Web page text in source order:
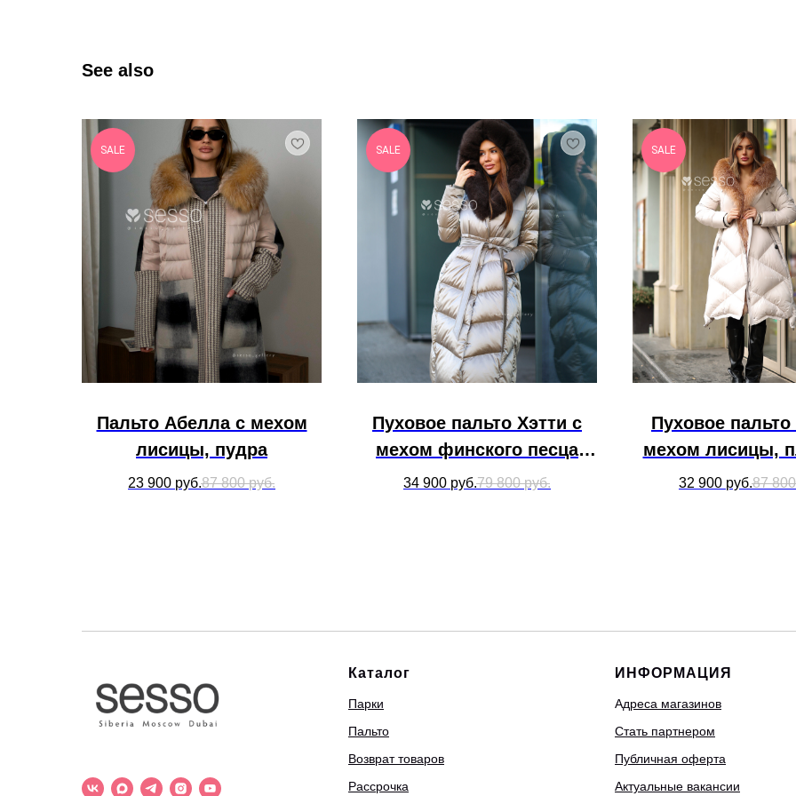
See also
SALE
Пальто Абелла с мехом
лисицы, пудра
23 900 руб.87 800 руб.
SALE
Пуховое пальто Хэтти с
мехом финского песца
под соболь, бронза
34 900 руб.79 800 руб.
SALE
Пуховое
мехом лисицы,
32 900 руб.87 800
Каталог
Парки
Пальто
Возврат товаров
Рассрочка
ИНФОРМАЦИЯ
Адреса магазинов
Стать партнером
Публичная оферта
Актуальные вакансии